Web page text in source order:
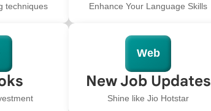
techniques Enhance Your Language Skills
Web
New Job Updates
Shine like Jio Hotstar